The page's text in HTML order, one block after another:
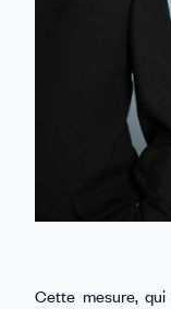
Cette mesure,